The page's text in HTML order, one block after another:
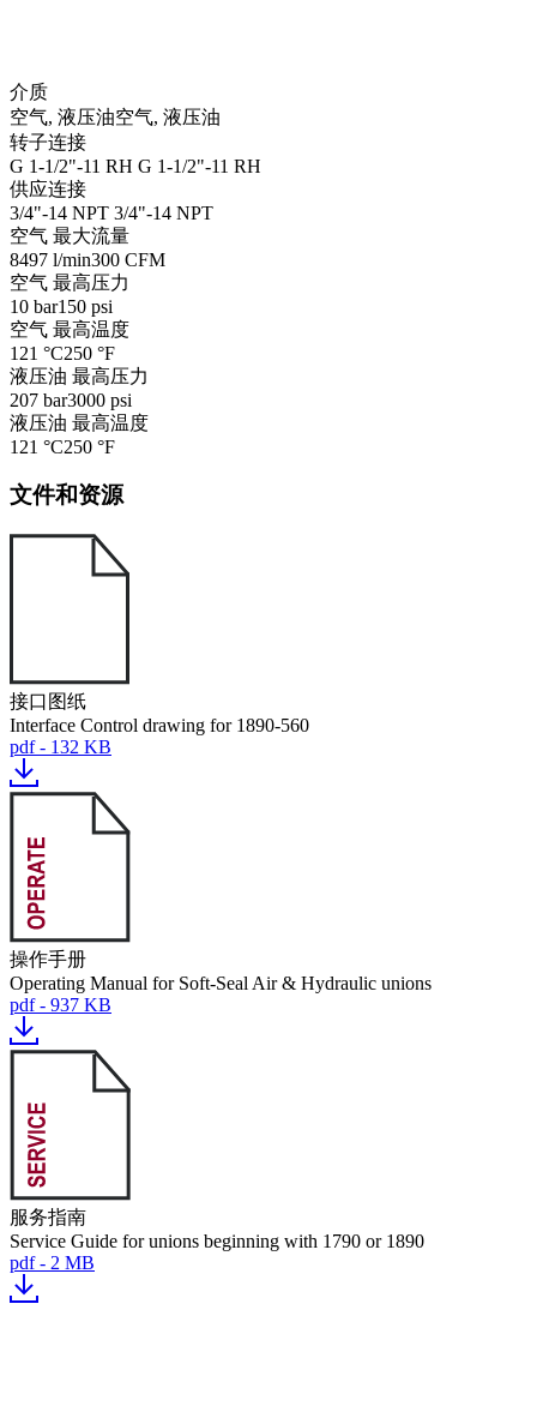
介质
空气, 液压油空气, 液压油
转子连接
G 1-1/2"-11 RH G 1-1/2"-11 RH
供应连接
3/4"-14 NPT 3/4"-14 NPT
空气 最大流量
8497 l/min300 CFM
空气 最高压力
10 bar150 psi
空气 最高温度
121 °C250 °F
液压油 最高压力
207 bar3000 psi
液压油 最高温度
121 °C250 °F
文件和资源
接口图纸
Interface Control drawing for 1890-560
pdf - 132 KB
操作手册
Operating Manual for Soft-Seal Air & Hydraulic unions
pdf - 937 KB
服务指南
Service Guide for unions beginning with 1790 or 1890
pdf - 2 MB